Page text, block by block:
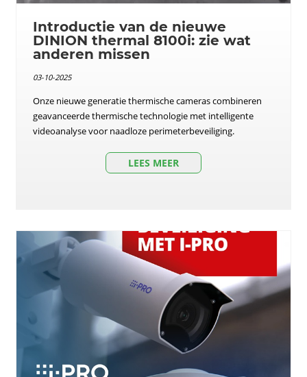
Introductie van de nieuwe
DINION thermal 8100i: zie wat
anderen missen
03-10-2025
Onze nieuwe generatie thermische cameras combineren
geavanceerde thermische technologie met intelligente
videoanalyse voor naadloze perimeterbeveiliging.
LEES MEER